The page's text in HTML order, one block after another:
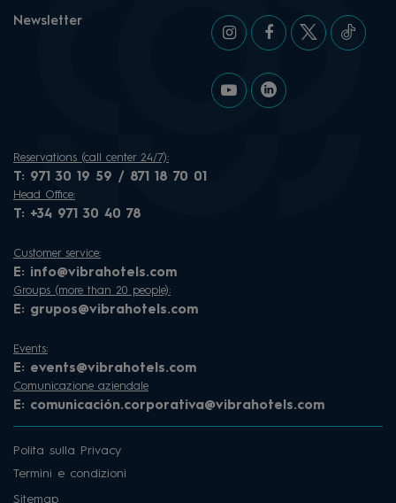
Newsletter
Reservations (call center 24/7):
T: 971 30 19 59 / 871 18 70 01
Head Office:
T: +34 971 30 40 78
Customer service:
E: info@vibrahotels.com
Groups (more than 20 people):
E: grupos@vibrahotels.com
Events:
E: events@vibrahotels.com
Comunicazione aziendale
E: comunicación.corporativa@vibrahotels.com
Polita sulla Privacy
Termini e condizioni
Sitemap